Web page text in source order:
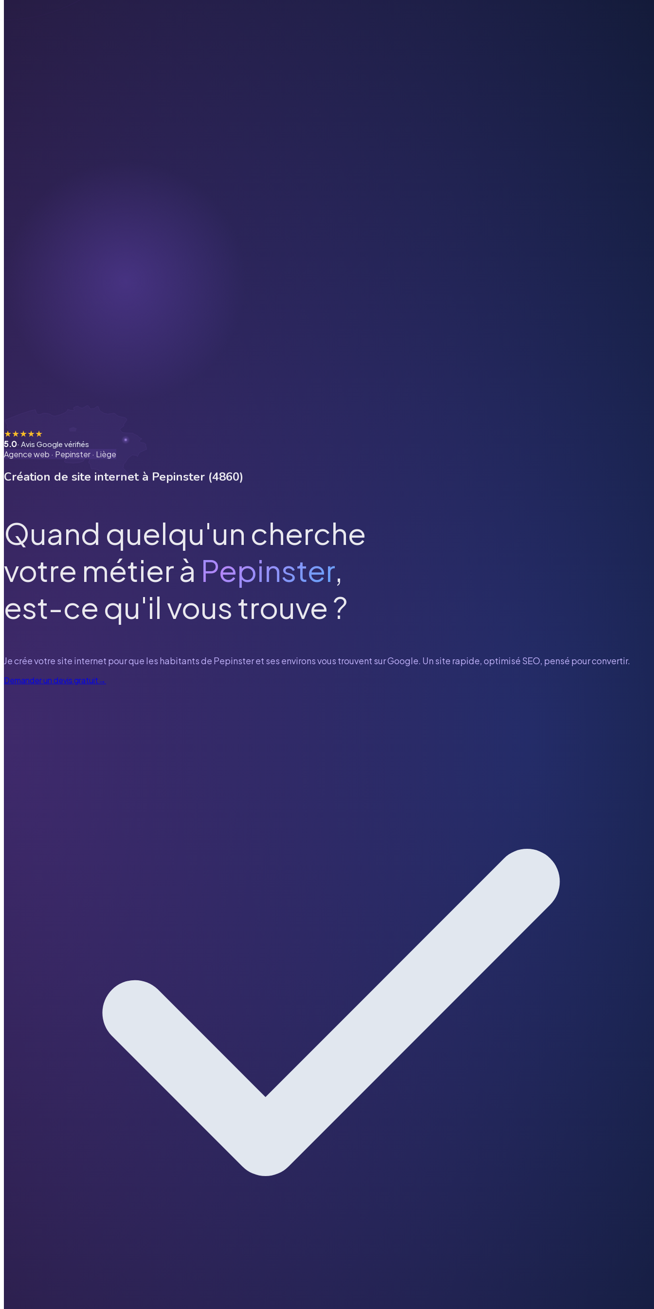
★★★★★
5.0· Avis Google vérifiés
Agence web · Pepinster· Liège
Création de site internet à Pepinster (4860)
Quand quelqu'un cherche
votre métier à Pepinster,
est-ce qu'il vous trouve ?
Je crée votre site internet pour que les habitants de Pepinsteret ses environs vous trouvent sur Google. Un site rapide, optimisé SEO, pensé pour convertir.
Demander un devis gratuit→